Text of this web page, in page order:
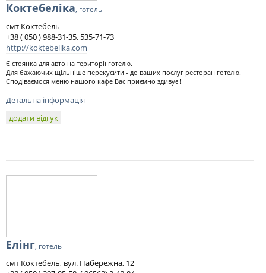
Коктебеліка, готель
смт Коктебель
+38 ( 050 ) 988-31-35, 535-71-73
http://koktebelika.com
Є стоянка для авто на території готелю.
Для бажаючих щільніше перекусити - до ваших послуг ресторан готелю.
Сподіваємося меню нашого кафе Вас приємно здивує !
Детальна інформація
додати відгук
Елінг, готель
смт Коктебель, вул. Набережна, 12